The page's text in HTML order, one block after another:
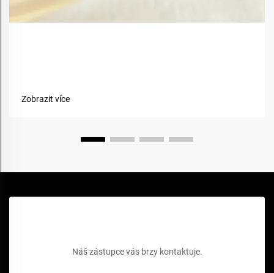
Zobrazit více
Náš zástupce vás brzy kontaktuje.